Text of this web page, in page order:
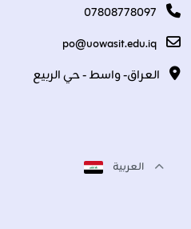
07808778097
po@uowasit.edu.iq
العراق- واسط - حي الربيع
العربية